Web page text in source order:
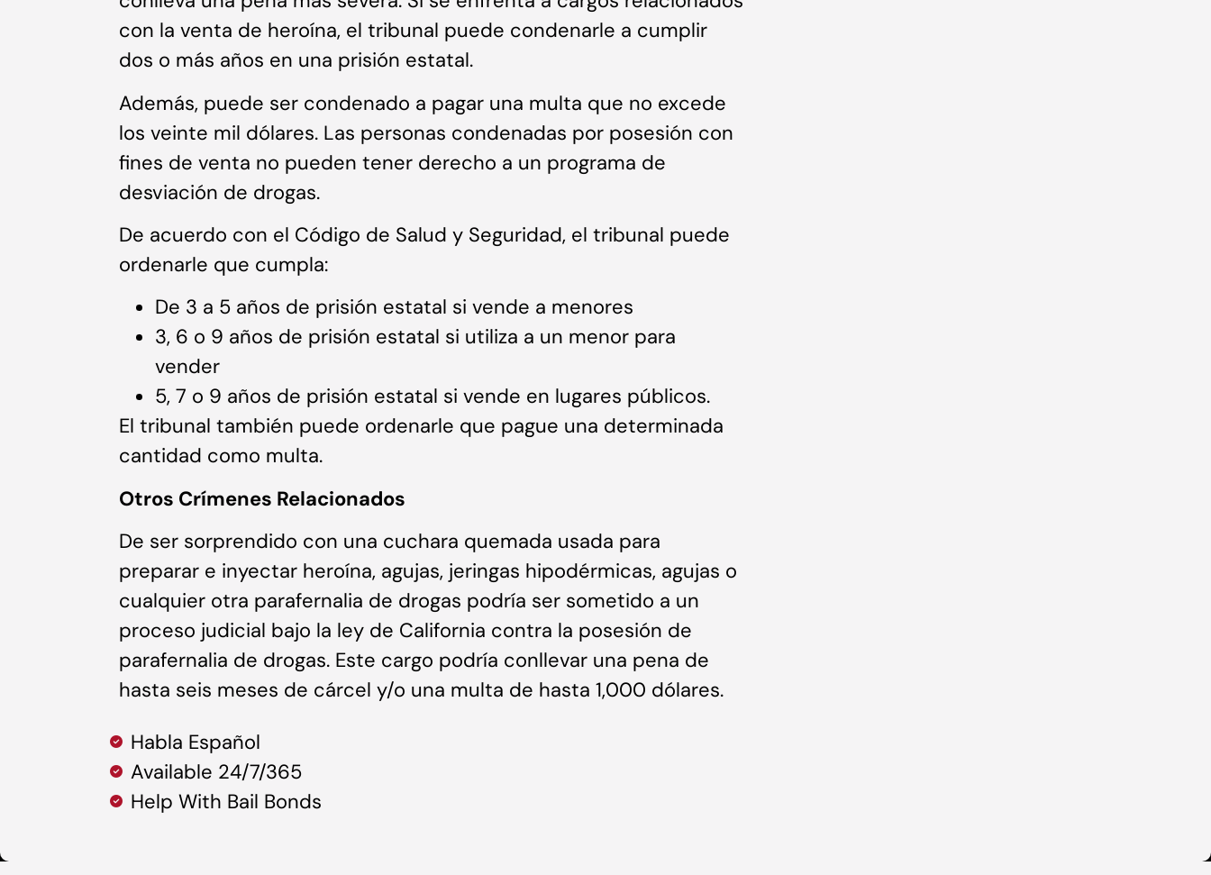
con la venta de heroína, el tribunal puede condenarle a cumplir
dos o más años en una prisión estatal.
Además, puede ser condenado a pagar una multa que no excede
los veinte mil dólares. Las personas condenadas por posesión con
fines de venta no pueden tener derecho a un programa de
desviación de drogas.
De acuerdo con el Código de Salud y Seguridad, el tribunal puede
ordenarle que cumpla:
De 3 a 5 años de prisión estatal si vende a menores
3, 6 o 9 años de prisión estatal si utiliza a un menor para
vender
5, 7 o 9 años de prisión estatal si vende en lugares públicos.
El tribunal también puede ordenarle que pague una determinada
cantidad como multa.
Otros Crímenes Relacionados
De ser sorprendido con una cuchara quemada usada para
preparar e inyectar heroína, agujas, jeringas hipodérmicas, agujas o
cualquier otra parafernalia de drogas podría ser sometido a un
proceso judicial bajo la ley de California contra la posesión de
parafernalia de drogas. Este cargo podría conllevar una pena de
hasta seis meses de cárcel y/o una multa de hasta 1,000 dólares.
Habla Español
Available 24/7/365
Help With Bail Bonds